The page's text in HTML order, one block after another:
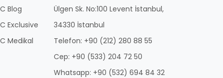
Blog
Exclusive
Medikal
Ülgen Sk. No:100 Levent İstanbul,
34330 İstanbul
Telefon: +90 (212) 280 88 55
Cep: +90 (533) 204 72 50
Whatsapp: +90 (532) 694 84 32